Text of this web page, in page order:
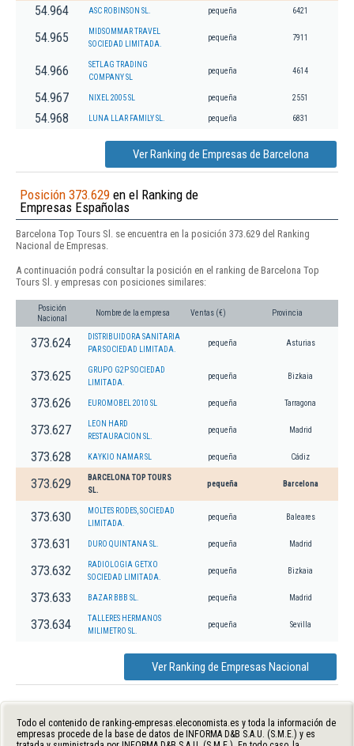
54.964 ASC ROBINSON SL. pequeña 6421
54.965
MIDSOMMAR TRAVEL
SOCIEDAD LIMITADA.
pequeña 7911
54.966
SETLAG TRADING
COMPANY SL
pequeña 4614
54.967 NIXEL 2005 SL pequeña 2551
54.968 LUNA LLAR FAMILY SL. pequeña 6831
Ver Ranking de Empresas de Barcelona
Posición 373.629 en el Ranking de
Empresas Españolas
Barcelona Top Tours Sl. se encuentra en la posición 373.629 del Ranking
Nacional de Empresas.
A continuación podrá consultar la posición en el ranking de Barcelona Top
Tours Sl. y empresas con posiciones similares:
Posición
Nacional
Nombre de la empresa Ventas (€) Provincia
373.624
DISTRIBUIDORA SANITARIA
PAR SOCIEDAD LIMITADA.
pequeña Asturias
373.625
GRUPO G2P SOCIEDAD
LIMITADA.
pequeña Bizkaia
373.626 EUROMOBEL 2010 SL pequeña Tarragona
373.627
LEON HARD
RESTAURACION SL.
pequeña Madrid
373.628 KAYKIO NAMAR SL pequeña Cádiz
373.629
BARCELONA TOP TOURS
SL.
pequeña Barcelona
373.630
MOLTES RODES, SOCIEDAD
LIMITADA.
pequeña Baleares
373.631 DURO QUINTANA SL. pequeña Madrid
373.632
RADIOLOGIA GETXO
SOCIEDAD LIMITADA.
pequeña Bizkaia
373.633 BAZAR BBB SL. pequeña Madrid
373.634
TALLERES HERMANOS
MILIMETRO SL.
pequeña Sevilla
Ver Ranking de Empresas Nacional
Todo el contenido de ranking-empresas.eleconomista.es y toda la información de
empresas procede de la base de datos de INFORMA D&B S.A.U. (S.M.E.) y es